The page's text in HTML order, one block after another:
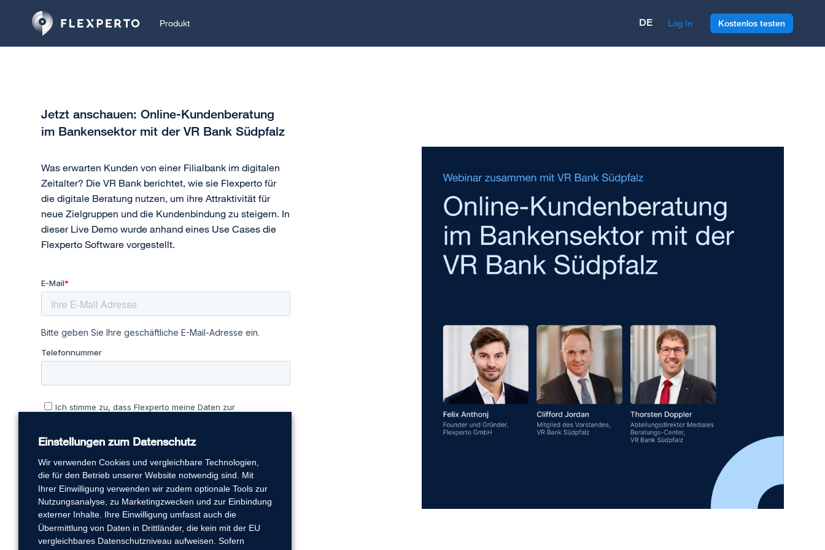
Produkt DE Log In Kostenlos testen
Jetzt anschauen: Online-Kundenberatung
im Bankensektor mit der VR Bank Südpfalz
Was erwarten Kunden von einer Filialbank im digitalen
Zeitalter? Die VR Bank berichtet, wie sie Flexperto für
die digitale Beratung nutzen, um ihre Attraktivität für
neue Zielgruppen und die Kundenbindung zu steigern. In
dieser Live Demo wurde anhand eines Use Cases die
Flexperto Software vorgestellt.
Einstellungen zum Datenschutz
Wir verwenden Cookies und vergleichbare Technologien,
die für den Betrieb unserer Website notwendig sind. Mit
Ihrer Einwilligung verwenden wir zudem optionale Tools zur
Nutzungsanalyse, zu Marketingzwecken und zur Einbindung
externer Inhalte. Ihre Einwilligung umfasst auch die
Übermittlung von Daten in Drittländer, die kein mit der EU
vergleichbares Datenschutzniveau aufweisen. Sofern